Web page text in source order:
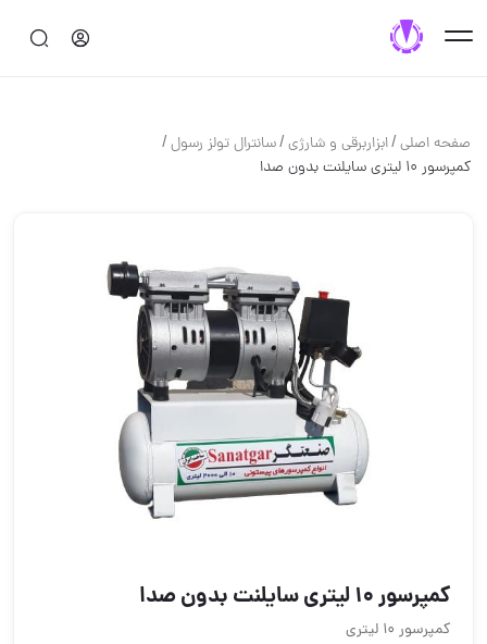
صفحه اصلی/ابزاربرقی و شارژی/سانترال تولز رسول/
کمپرسور ۱۰ لیتری سایلنت بدون صدا
کمپرسور ۱۰ لیتری سایلنت بدون صدا
کمپرسور ۱۰ لیتری